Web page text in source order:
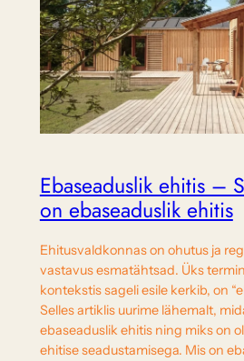
Ebaseaduslik ehitis –
on ebaseaduslik ehitis
Ehitusvaldkonnas on ohutus ja
vastavus esmatähtsad. Üks
kontekstis sageli esile kerkib, on
Selles artiklis uurime lähemalt,
ebaseaduslik ehitis ning miks on
ehitise seadustamisega. Mis on